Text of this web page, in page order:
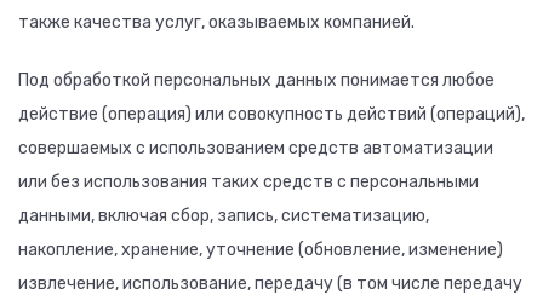
также качества услуг, оказываемых компанией.
Под обработкой персональных данных понимается любое
действие (операция) или совокупность действий (операций),
совершаемых с использованием средств автоматизации
или без использования таких средств с персональными
данными, включая сбор, запись, систематизацию,
накопление, хранение, уточнение (обновление, изменение)
извлечение, использование, передачу (в том числе передачу